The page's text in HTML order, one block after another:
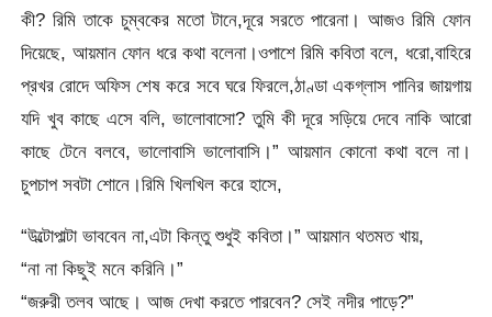
কী? রিমি তাকে চুম্বকের মতো টানে,দূরে সরতে পারেনা। আজও রিমি ফোন
দিয়েছে, আয়মান ফোন ধরে কথা বলেনা।ওপাশে রিমি কবিতা বলে, ধরো,বাহিরে
প্রখর রোদে অফিস শেষ করে সবে ঘরে ফিরলে,ঠাণ্ডা একগ্লাস পানির জায়গায়
যদি খুব কাছে এসে বলি, ভালোবাসো? তুমি কী দূরে সড়িয়ে দেবে নাকি আরো
কাছে টেনে বলবে, ভালোবাসি ভালোবাসি।” আয়মান কোনো কথা বলে না।
চুপচাপ সবটা শোনে।রিমি খিলখিল করে হাসে,
“উল্টোপাল্টা ভাববেন না,এটা কিন্তু শুধুই কবিতা।” আয়মান থতমত খায়,
“না না কিছুই মনে করিনি।”
“জরুরী তলব আছে। আজ দেখা করতে পারবেন? সেই নদীর পাড়ে?”